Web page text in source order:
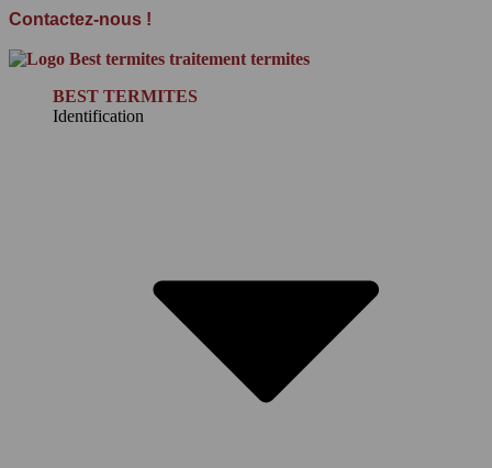
Contactez-nous !
BEST TERMITES
Identification